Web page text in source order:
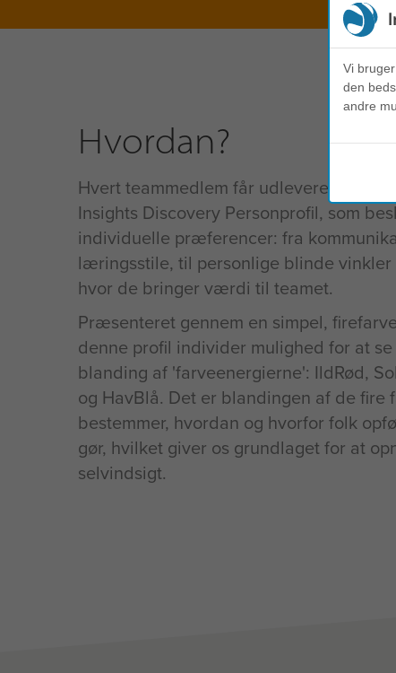
Hvordan?
Hvert teammedlem får udleveret en
Insights Discovery Personprofil, som
individuelle præferencer: fra
læringsstile, til personlige blinde vinkler
hvor de bringer værdi til teamet.
Præsenteret gennem en simpel,
denne profil individer mulighed for at
blanding af 'farveenergierne': IldRød,
og HavBlå. Det er blandingen af de fire
bestemmer, hvordan og hvorfor folk
gør, hvilket giver os grundlaget for at
selvindsigt.
Vi
den
andre